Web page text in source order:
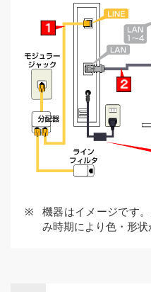
機器はイメージです
み時期により色・形状